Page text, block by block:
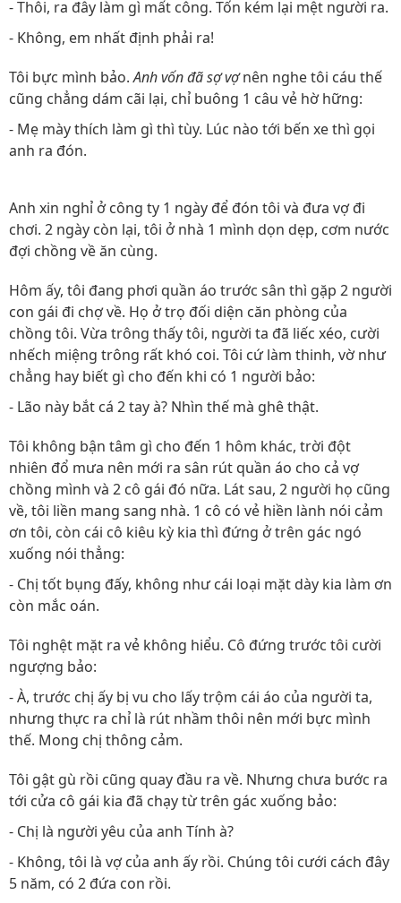
- Thôi, ra đây làm gì mất công. Tốn kém lại mệt người ra.
- Không, em nhất định phải ra!
Tôi bực mình bảo.Anh vốn đã sợ vợnên nghe tôi cáu thế
cũng chẳng dám cãi lại, chỉ buông 1 câu vẻ hờ hững:
- Mẹ mày thích làm gì thì tùy. Lúc nào tới bến xe thì gọi
anh ra đón.
Anh xin nghỉ ở công ty 1 ngày để đón tôi và đưa vợ đi
chơi. 2 ngày còn lại, tôi ở nhà 1 mình dọn dẹp, cơm nước
đợi chồng về ăn cùng.
Hôm ấy, tôi đang phơi quần áo trước sân thì gặp 2 người
con gái đi chợ về. Họ ở trọ đối diện căn phòng của
chồng tôi. Vừa trông thấy tôi, người ta đã liếc xéo, cười
nhếch miệng trông rất khó coi. Tôi cứ làm thinh, vờ như
chẳng hay biết gì cho đến khi có 1 người bảo:
- Lão này bắt cá 2 tay à? Nhìn thế mà ghê thật.
Tôi không bận tâm gì cho đến 1 hôm khác, trời đột
nhiên đổ mưa nên mới ra sân rút quần áo cho cả vợ
chồng mình và 2 cô gái đó nữa. Lát sau, 2 người họ cũng
về, tôi liền mang sang nhà. 1 cô có vẻ hiền lành nói cảm
ơn tôi, còn cái cô kiêu kỳ kia thì đứng ở trên gác ngó
xuống nói thẳng:
- Chị tốt bụng đấy, không như cái loại mặt dày kia làm ơn
còn mắc oán.
Tôi nghệt mặt ra vẻ không hiểu. Cô đứng trước tôi cười
ngượng bảo:
- À, trước chị ấy bị vu cho lấy trộm cái áo của người ta,
nhưng thực ra chỉ là rút nhầm thôi nên mới bực mình
thế. Mong chị thông cảm.
Tôi gật gù rồi cũng quay đầu ra về. Nhưng chưa bước ra
tới cửa cô gái kia đã chạy từ trên gác xuống bảo:
- Chị là người yêu của anh Tính à?
- Không, tôi là vợ của anh ấy rồi. Chúng tôi cưới cách đây
5 năm, có 2 đứa con rồi.